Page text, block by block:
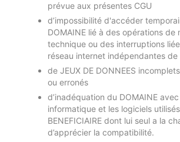
prévue aux présentes CGU
d’impossibilité d'accéder
DOMAINE lié à des opérations de
technique ou des interruptions
réseau internet indépendantes de
de JEUX DE DONNEES
ou erronés
d’inadéquation du DOMAINE
informatique et les logiciels
BENEFICIAIRE dont lui seul a la
d’apprécier la compatibilité.